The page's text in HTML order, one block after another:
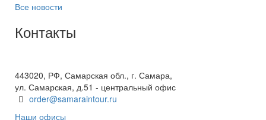
Все новости
Контакты
443020, РФ, Самарская обл., г. Самара,
ул. Самарская, д.51 - центральный офис
order@samaraintour.ru
Наши офисы